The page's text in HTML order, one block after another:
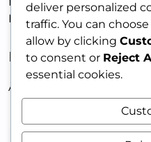
DENGAN KETULUSAN
RECENT
A WordPress Commenter
deliver personalized
traffic. You can
allow by clicking
to consent or Reject
essential cookies.